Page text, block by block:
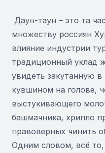
Даун-таун – это та
множеству россиян
влияние индустрии
традиционный уклад
увидеть закутанную
кувшином на голове,
выстукивающего
башмачника, хрипло
правоверных чинить
Одним словом, всё то,